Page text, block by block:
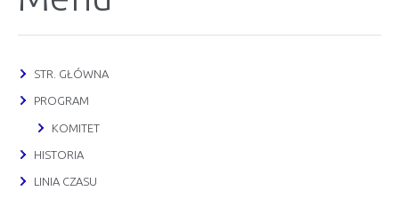
STR. GŁÓWNA
PROGRAM
KOMITET
HISTORIA
LINIA CZASU